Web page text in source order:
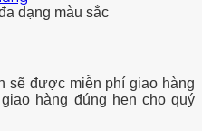
dạng màu sắc
sẽ được miễn phí giao hàng
hàng đúng hẹn cho quý